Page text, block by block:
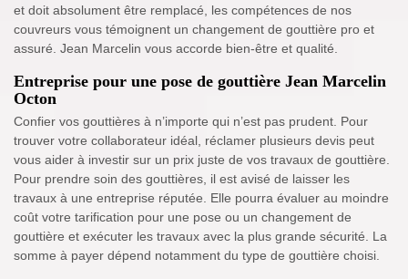
et doit absolument être remplacé, les compétences de nos
couvreurs vous témoignent un changement de gouttière pro et
assuré. Jean Marcelin vous accorde bien-être et qualité.
Entreprise pour une pose de gouttière Jean Marcelin
Octon
Confier vos gouttières à n’importe qui n’est pas prudent. Pour
trouver votre collaborateur idéal, réclamer plusieurs devis peut
vous aider à investir sur un prix juste de vos travaux de gouttière.
Pour prendre soin des gouttières, il est avisé de laisser les
travaux à une entreprise réputée. Elle pourra évaluer au moindre
coût votre tarification pour une pose ou un changement de
gouttière et exécuter les travaux avec la plus grande sécurité. La
somme à payer dépend notamment du type de gouttière choisi.